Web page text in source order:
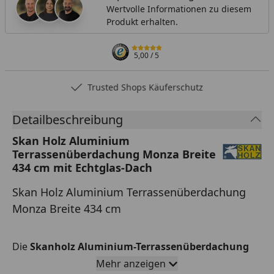
Wertvolle Informationen zu diesem
Produkt erhalten.
5,00/ 5
Trusted Shops Käuferschutz
Detailbeschreibung
Skan Holz Aluminium
Terrassenüberdachung Monza Breite
434 cm mit Echtglas-Dach
Skan Holz Aluminium Terrassenüberdachung
Monza Breite 434 cm
DieSkanholz Aluminium-Terrassenüberdachung
überzeugt nicht nur durch Eleganz und ein
Mehr anzeigen